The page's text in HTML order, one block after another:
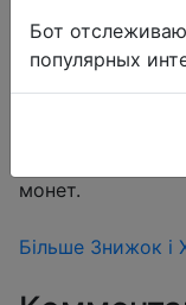
Знижка
монет.
Більше Знижок і
Бот
популярных